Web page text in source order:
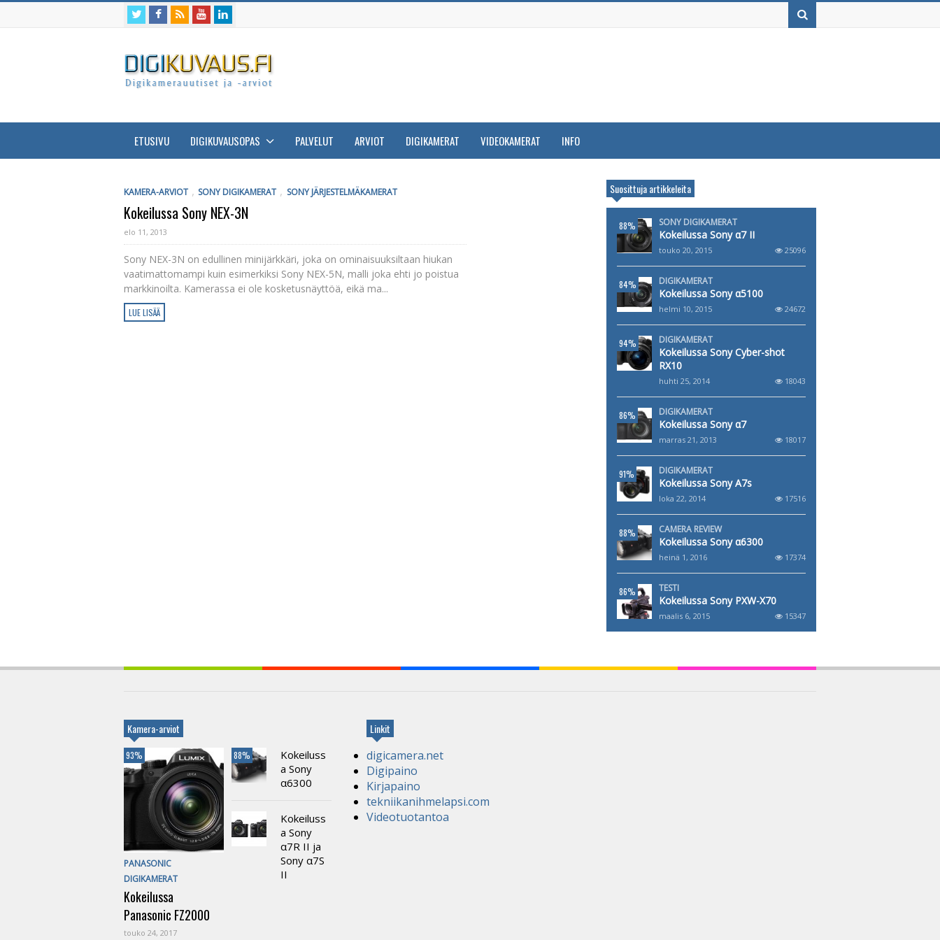
ETUSIVU DIGIKUVAUSOPAS PALVELUT ARVIOT DIGIKAMERAT VIDEOKAMERAT INFO
KAMERA-ARVIOT , SONY DIGIKAMERAT , SONY JÄRJESTELMÄKAMERAT
Kokeilussa Sony NEX-3N
elo 11, 2013
Sony NEX-3N on edullinen minijärkkäri, joka on ominaisuuksiltaan hiukan
vaatimattomampi kuin esimerkiksi Sony NEX-5N, malli joka ehti jo poistua
markkinoilta. Kamerassa ei ole kosketusnäyttöä, eikä ma...
LUE LISÄÄ
Suosittuja artikkeleita
88% SONY DIGIKAMERAT
Kokeilussa Sony α7 II
touko 20, 2015 25096
84% DIGIKAMERAT
Kokeilussa Sony α5100
helmi 10, 2015 24672
94% DIGIKAMERAT
Kokeilussa Sony Cyber-shot
RX10
huhti 25, 2014 18043
86% DIGIKAMERAT
Kokeilussa Sony α7
marras 21, 2013 18017
91% DIGIKAMERAT
Kokeilussa Sony A7s
loka 22, 2014 17516
88% CAMERA REVIEW
Kokeilussa Sony α6300
heinä 1, 2016 17374
86% TESTI
Kokeilussa Sony PXW-X70
maalis 6, 2015 15347
Kamera-arviot
93%
PANASONIC
DIGIKAMERAT
Kokeilussa
Panasonic FZ2000
touko 24, 2017
88%
Kokeiluss
a Sony
α6300
Kokeiluss
a Sony
α7R II ja
Sony α7S
II
Linkit
digicamera.net
Digipaino
Kirjapaino
tekniikanihmelapsi.com
Videotuotantoa